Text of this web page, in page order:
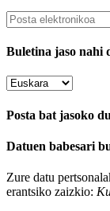
Buletina jaso nahi
Posta bat jasoko
Datuen babesari
Zure datu
erantsiko zaizkio: